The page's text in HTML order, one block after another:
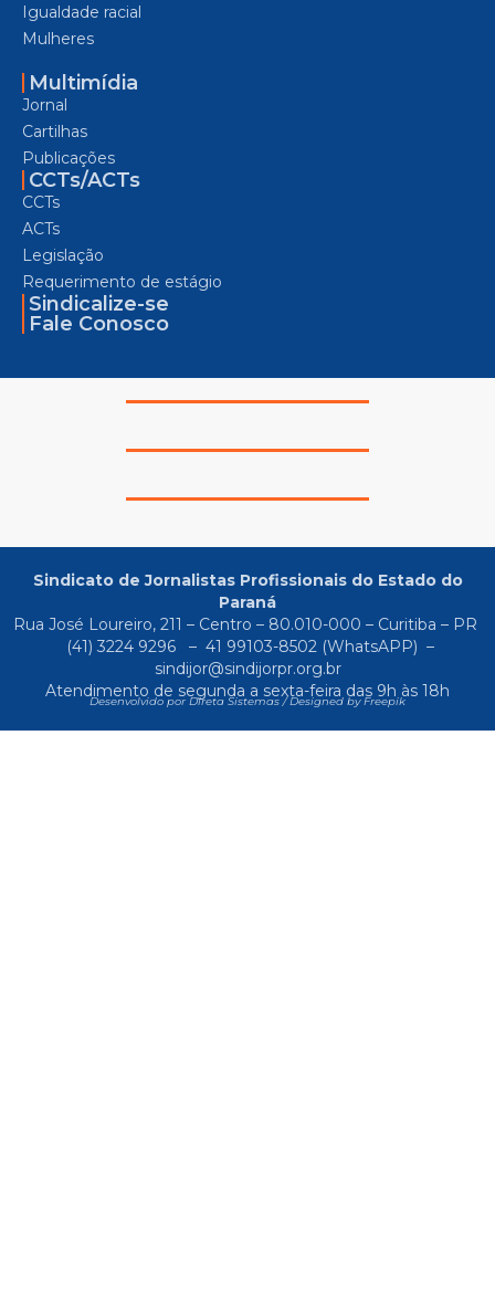
Igualdade racial
Mulheres
Multimídia
Jornal
Cartilhas
Publicações
CCTs/ACTs
CCTs
ACTs
Legislação
Requerimento de estágio
Sindicalize-se
Fale Conosco
Sindicato de Jornalistas Profissionais do Estado do
Paraná
Rua José Loureiro, 211 – Centro – 80.010-000 – Curitiba – PR
(41) 3224 9296
– 41 99103-8502(WhatsAPP) –
sindijor@sindijorpr.org.br
Atendimento de segunda a sexta-feira das 9h às 18h
Desenvolvido por Direta Sistemas /Designed by Freepik